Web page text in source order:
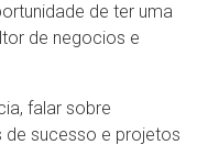
de ter uma
de negocios e
falar sobre
sucesso e projetos